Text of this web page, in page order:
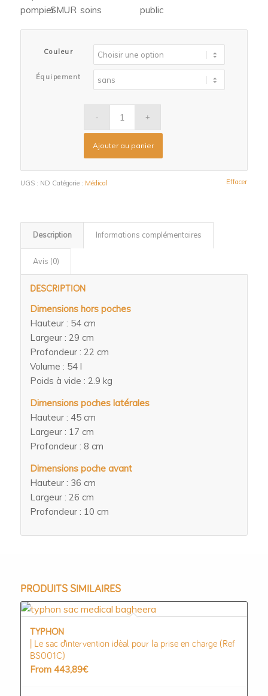
Couleur
Équipement
Effacer
Ajouter au panier
UGS : ND Catégorie : Médical
Description Informations complémentaires
Avis (0)
DESCRIPTION
Dimensions hors poches
Hauteur : 54 cm
Largeur : 29 cm
Profondeur : 22 cm
Volume : 54 l
Poids à vide : 2.9 kg
Dimensions poches latérales
Hauteur : 45 cm
Largeur : 17 cm
Profondeur : 8 cm
Dimensions poche avant
Hauteur : 36 cm
Largeur : 26 cm
Profondeur : 10 cm
PRODUITS SIMILAIRES
TYPHON
| Le sac d’intervention idèal pour la prise en charge (Ref
BS001C)
From 443,89€